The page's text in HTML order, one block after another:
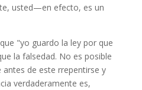
usted—en efecto, es un
"yo guardo la ley por que
la falsedad. No es posible
de este rrepentirse y
verdaderamente es,